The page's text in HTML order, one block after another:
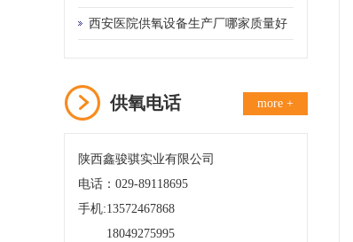
峡供氧机管理制度
西安医院供氧设备生产厂哪家质量好
供氧电话 more +
陕西鑫骏骐实业有限公司
电话：029-89118695
手机:13572467868
18049275995